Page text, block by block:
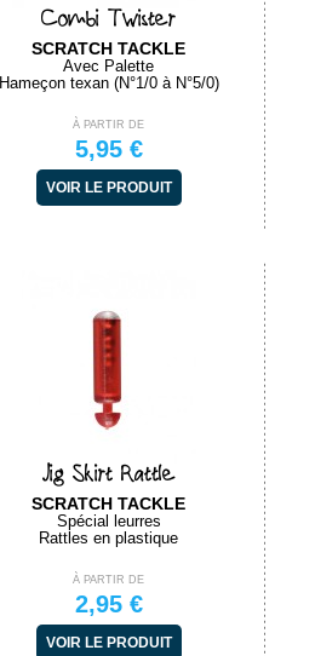
Combi Twister
SCRATCH TACKLE
Avec Palette
Hameçon texan (N°1/0 à N°5/0)
À PARTIR DE
5,95 €
VOIR LE PRODUIT
Jig Skirt Rattle
SCRATCH TACKLE
Spécial leurres
Rattles en plastique
À PARTIR DE
2,95 €
VOIR LE PRODUIT